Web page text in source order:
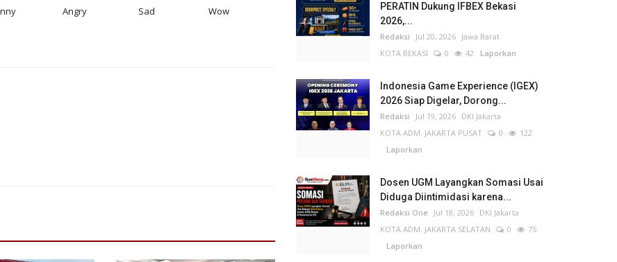
Angry Sad Wow
PERATIN Dukung IFBEX Bekasi
2026,...
Redaksi Jul 20, 2026 Jawa Barat
KOTA BEKASI
0 42 Laporkan
Indonesia Game Experience (IGEX)
2026 Siap Digelar, Dorong...
Redaksi Jul 19, 2026 DKI Jakarta
KOTA ADM. JAKARTA PUSAT
0
122
Laporkan
Dosen UGM Layangkan Somasi Usai
Diduga Diintimidasi karena...
Redaksi One Jul 18, 2026 DKI Jakarta
KOTA ADM. JAKARTA SELATAN
0
75
Laporkan